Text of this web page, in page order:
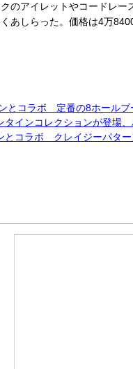
のアイレットやコードレ
あしらった。価格は4万8400
とコラボ 定番の8ホールブ
インコレクションが登場
とコラボ クレイジーパタ